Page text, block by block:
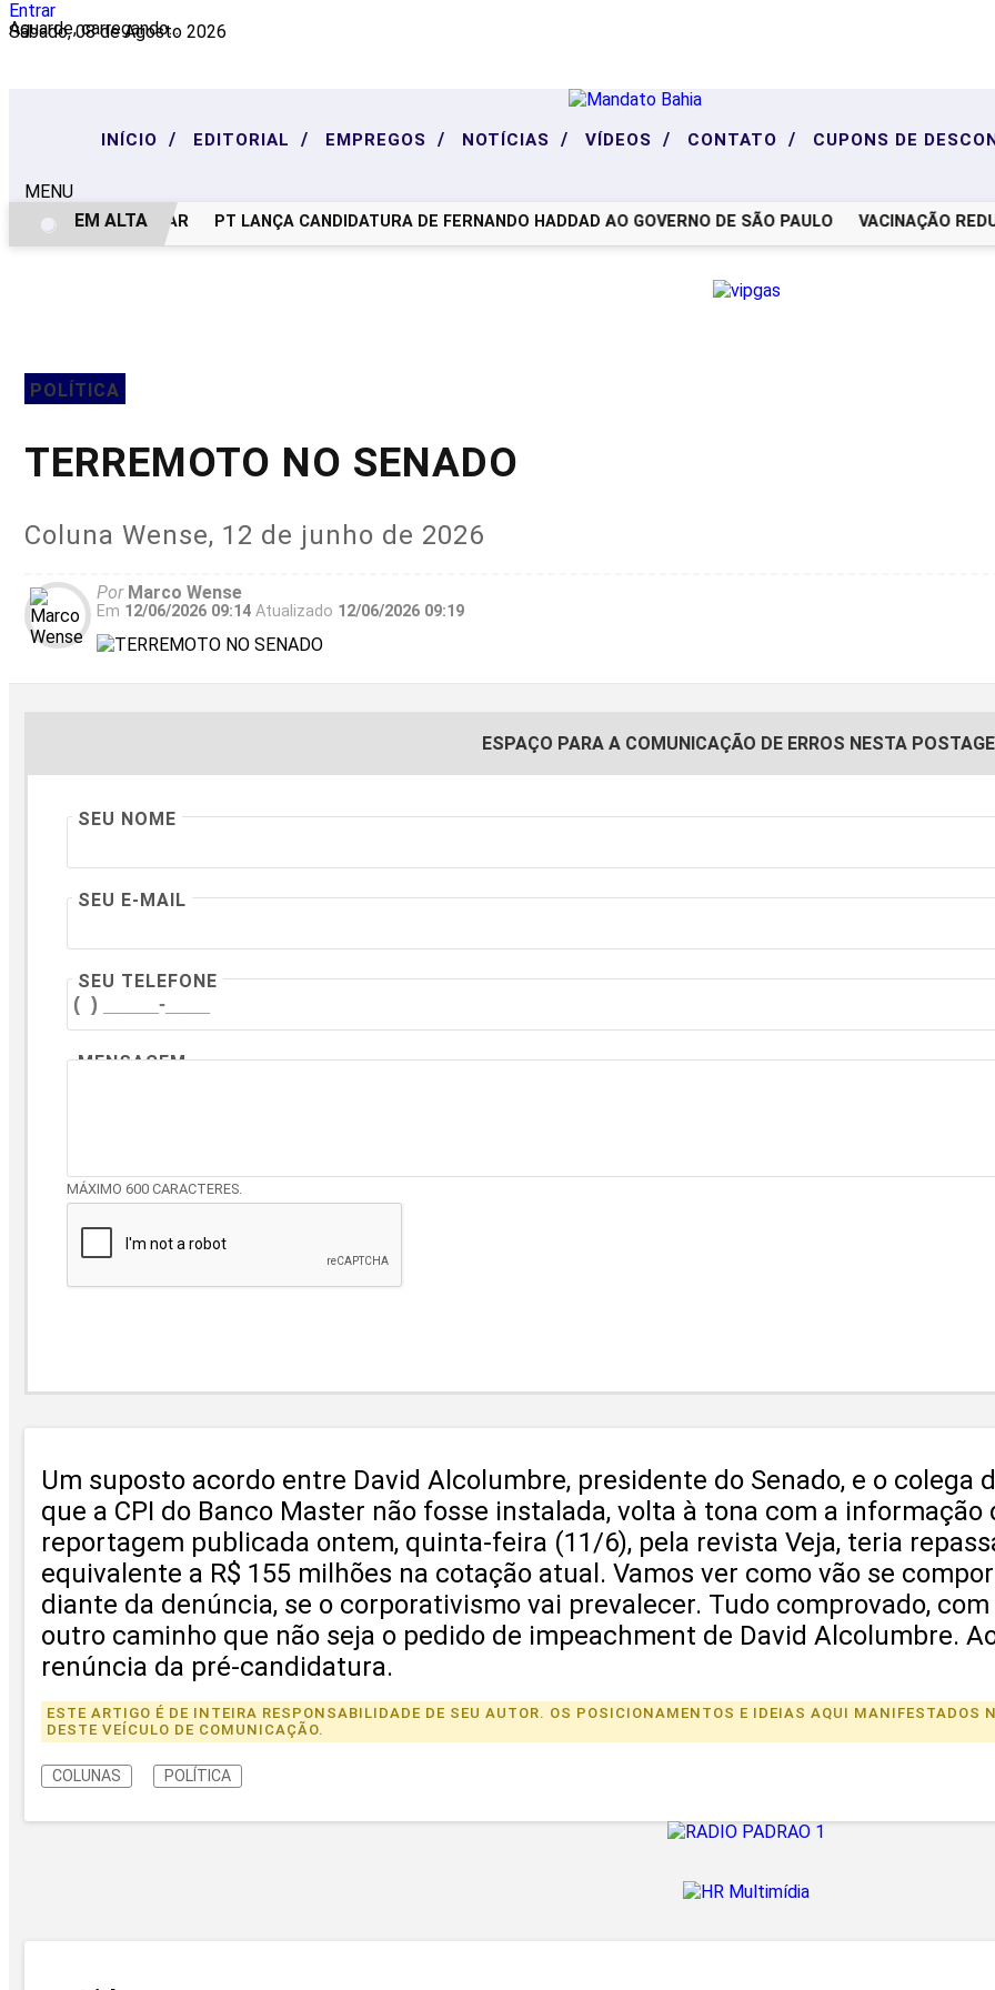
Aguarde, carregando...
Entrar
Sábado, 08 de Agosto 2026
INÍCIO / EDITORIAL / EMPREGOS / NOTÍCIAS / VÍDEOS / CONTATO / CUPONS DE
MENU
NOTA DE PESAR PT LANÇA CANDIDATURA DE FERNANDO HADDAD AO GOVERNO DE SÃO PAULO VACINAÇÃO REDUZ
EM ALTA
POLÍTICA
TERREMOTO NO SENADO
Coluna Wense, 12 de junho de 2026
PorMarco Wense
Em 12/06/2026 09:14 Atualizado 12/06/2026 09:19
ESPAÇO PARA A COMUNICAÇÃO DE ERROS NESTA
SEU NOME
SEU E-MAIL
SEU TELEFONE
MENSAGEM
MÁXIMO 600 CARACTERES.
Um suposto acordo entre David Alcolumbre, presidente do Senado, e o colega
que a CPI do Banco Master não fosse instalada, volta à tona com a informação
reportagem publicada ontem, quinta-feira (11/6), pela revista Veja, teria
equivalente a R$ 155 milhões na cotação atual. Vamos ver como vão se
diante da denúncia, se o corporativismo vai prevalecer. Tudo comprovado,
outro caminho que não seja o pedido de impeachment de David Alcolumbre.
renúncia da pré-candidatura.
ESTE ARTIGO É DE INTEIRA RESPONSABILIDADE DE SEU AUTOR. OS POSICIONAMENTOS E IDEIAS AQUI MANIFESTADOS
DESTE VEÍCULO DE COMUNICAÇÃO.
COLUNAS POLÍTICA